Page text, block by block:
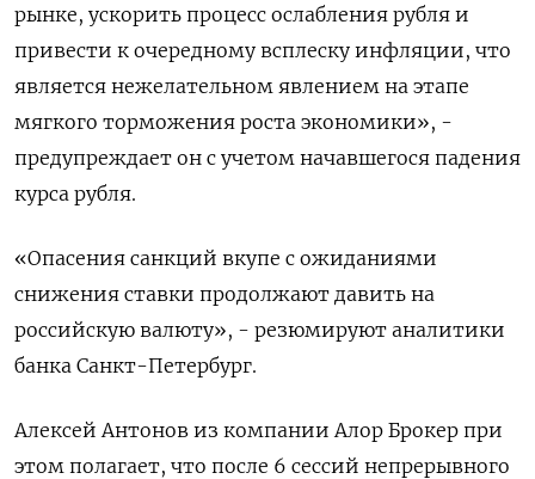
рынке, ускорить процесс ослабления рубля и
привести к очередному всплеску инфляции, что
является нежелательном явлением на этапе
мягкого торможения роста экономики», -
предупреждает он с учетом начавшегося падения
курса рубля.
«Опасения санкций вкупе с ожиданиями
снижения ставки продолжают давить на
российскую валюту», - резюмируют аналитики
банка Санкт-Петербург.
Алексей Антонов из компании Алор Брокер при
этом полагает, что после 6 сессий непрерывного